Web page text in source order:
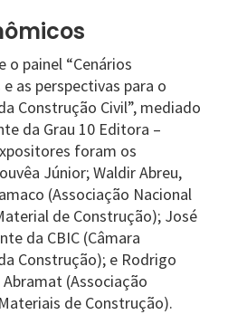
o painel “Cenários
as perspectivas para o
Construção Civil”, mediado
da Grau 10 Editora –
foram os
Júnior; Waldir Abreu,
(Associação Nacional
de Construção); José
da CBIC (Câmara
Construção); e Rodrigo
(Associação
de Construção).